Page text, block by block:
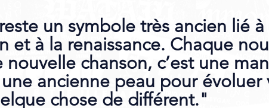
un symbole très ancien lié à
et à la renaissance. Chaque
chanson, c’est une
ancienne peau pour évoluer
chose de différent."